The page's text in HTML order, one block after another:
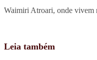
Waimiri Atroari, onde vivem
Leia também